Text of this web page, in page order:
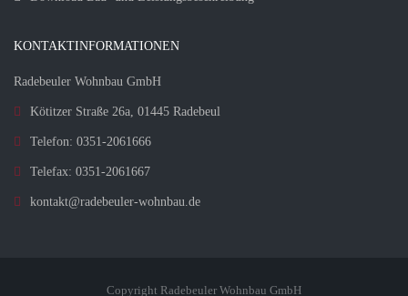
KONTAKTINFORMATIONEN
Radebeuler Wohnbau GmbH
Kötitzer Straße 26a, 01445 Radebeul
Telefon: 0351-2061666
Telefax: 0351-2061667
kontakt@radebeuler-wohnbau.de
Copyright Radebeuler Wohnbau GmbH